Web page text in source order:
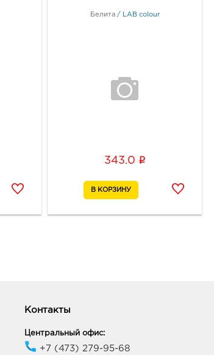
Белита / LAB colour
343.0 i
Контакты
Центральный офис:
+7 (473) 279-95-68